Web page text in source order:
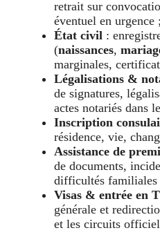
retrait sur
éventuel en urgence ;
État civil :
(naissances,
marginales,
Légalisations &
de signatures,
actes notariés dans
Inscription
résidence, vie,
Assistance de
de documents,
difficultés familiales
Visas & entrée en
générale et
et les circuits